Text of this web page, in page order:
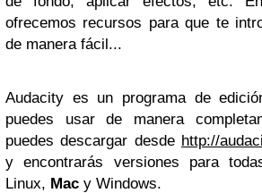
ofrecemos recursos para que te
de manera fácil...
Audacity es un programa de
puedes usar de manera
puedes descargar desde http://
y encontrarás versiones para
Linux, Mac y Windows.